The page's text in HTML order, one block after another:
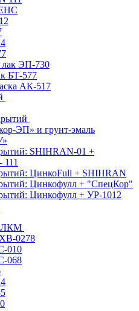
ЭП-730
БТ-577
АК-517
ЭП» и грунт-эмаль
SHIHRAN-01 +
ЦинкоFull + SHIHRAN
Цинкофулл + "СпецКор"
Цинкофулл + УР-1012
ЛКМ
0278
010
068